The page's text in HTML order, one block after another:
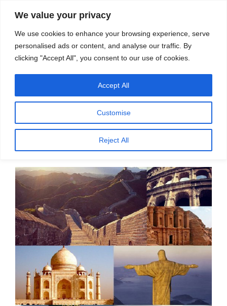
We value your privacy
We use cookies to enhance your browsing experience, serve
personalised ads or content, and analyse our traffic. By
clicking "Accept All", you consent to our use of cookies.
Customise
Reject All
Accept All
स्रोत
मेनू
सितम्बर 27, 2018पर
प्रकाशित
गया
आज विश्व पर्यटन दिवस(World Tourism Day ) है
– ज़ुबैर सिद्दकी